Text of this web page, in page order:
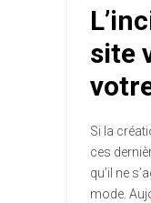
site
Si la
ces
qu’il ne
mode.